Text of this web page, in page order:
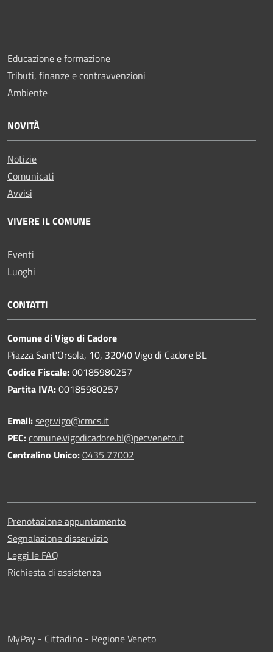
Educazione e formazione
Tributi, finanze e contravvenzioni
Ambiente
NOVITÀ
Notizie
Comunicati
Avvisi
VIVERE IL COMUNE
Eventi
Luoghi
CONTATTI
Comune di Vigo di Cadore
Piazza Sant'Orsola, 10, 32040 Vigo di Cadore BL
Codice Fiscale:00185980257
Partita IVA:00185980257
Email:segr.vigo@cmcs.it
PEC:comune.vigodicadore.bl@pecveneto.it
Centralino Unico:0435 77002
Prenotazione appuntamento
Segnalazione disservizio
Leggi le FAQ
Richiesta di assistenza
MyPay - Cittadino - Regione Veneto